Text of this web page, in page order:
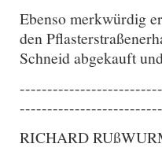
Ebenso merkwürdig
den
Schneid abgekauft
RICHARD